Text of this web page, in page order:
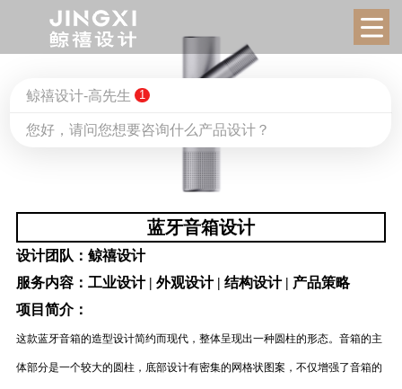
蓝牙音箱设计
设计团队： 鲸禧设计
服务内容： 工业设计 | 外观设计 | 结构设计 | 产品策略
项目简介：
这款蓝牙音箱的造型设计简约而现代，整体呈现出一种圆柱的形态。音箱的主
体部分是一个较大的圆柱，底部设计有密集的网格状图案，不仅增强了音箱的
鲸禧设计-高先生 1
您好，请问您想要咨询什么产品设计？